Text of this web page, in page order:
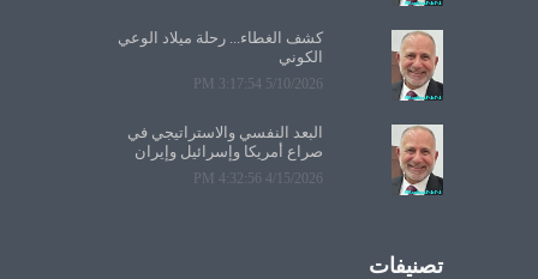
كشف الغطاء... رحلة ميلاد الوعي
الكوني
5/10/2026 3:17:54 PM
البعد النفسي والاستراتيجي في
صراع أمريكا وإسرائيل وإيران
4/15/2026 4:32:56 PM
تصنيفات